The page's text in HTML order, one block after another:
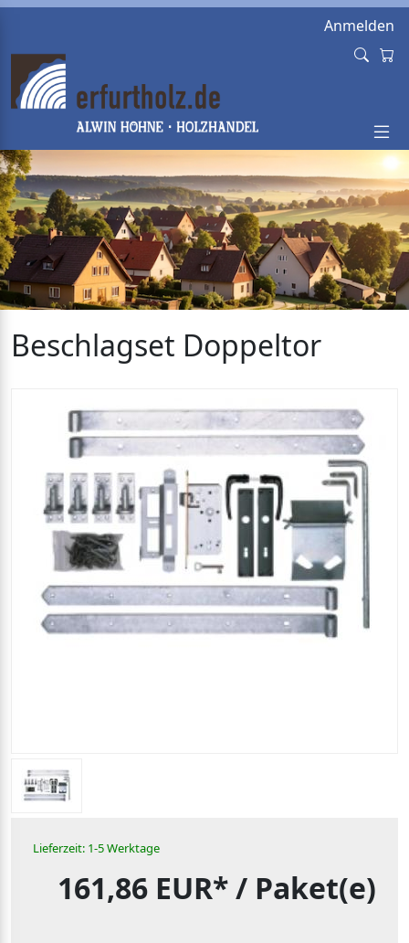
Anmelden
Beschlagset Doppeltor
Lieferzeit: 1-5 Werktage
161,86 EUR*/ Paket(e)